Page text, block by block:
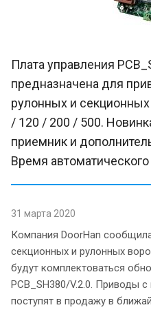
Плата управления
предназначена для
рулонных и секционных
/ 120 / 200 / 500.
приемник и
Время
31 марта 2020
Компания DoorHan
секционных и рулонных
будут комплектоваться
PCB_SH380/V.2.0. Приводы
поступят в продажу в